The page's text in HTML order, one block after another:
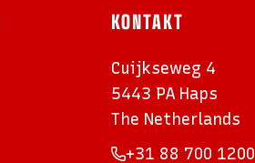
KONTAKT
Cuijkseweg 4
5443 PA Haps
The Netherlands
+31 88 700 1200